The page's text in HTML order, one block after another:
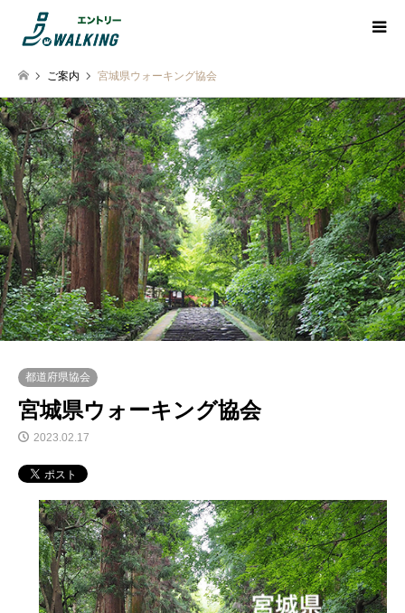
ご案内 宮城県ウォーキング協会
都道府県協会
宮城県ウォーキング協会
2023.02.17